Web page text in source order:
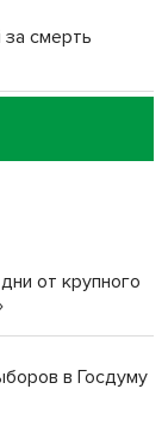
смерть
от крупного
в Госдуму